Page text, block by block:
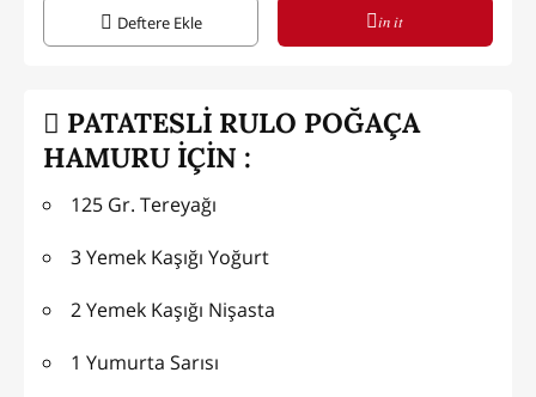
Deftere Ekle in it
PATATESLİ RULO POĞAÇA
HAMURU İÇİN :
125 Gr. Tereyağı
3 Yemek Kaşığı Yoğurt
2 Yemek Kaşığı Nişasta
1 Yumurta Sarısı